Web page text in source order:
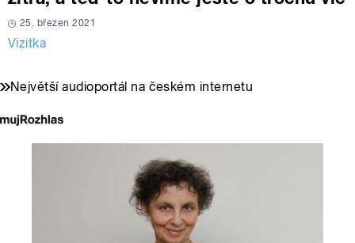
25. březen 2021
Vizitka
Největší audioportál na českém internetu